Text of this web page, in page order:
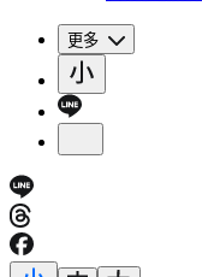
更多